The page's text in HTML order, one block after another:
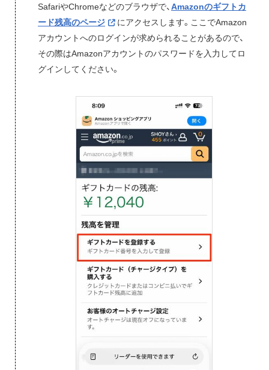
SafariやChromeなどのブラウザで、 Amazonのギフトカ
ード残高のページ
にアクセスします。ここでAmazon
アカウントへのログインが求められることがあるので、
その際はAmazonアカウントのパスワードを入力してロ
グインしてください。